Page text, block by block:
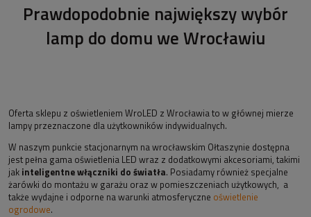
Prawdopodobnie największy wybór
lamp do domu we Wrocławiu
Oferta sklepu z oświetleniem WroLED z Wrocławia to w głównej mierze
lampy przeznaczone dla użytkowników indywidualnych.
W naszym punkcie stacjonarnym na wrocławskim Ołtaszynie dostępna
jest pełna gama oświetlenia LED wraz z dodatkowymi akcesoriami, takimi
jak inteligentne włączniki do światła. Posiadamy również specjalne
żarówki do montażu w garażu oraz w pomieszczeniach użytkowych, a
także wydajne i odporne na warunki atmosferyczne oświetlenie
ogrodowe.